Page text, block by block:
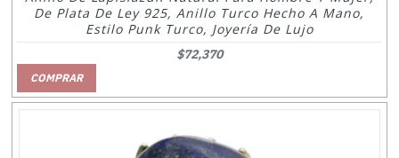
De Plata De Ley 925, Anillo Turco Hecho A Mano,
Estilo Punk Turco, Joyería De Lujo
$72,370
COMPRAR